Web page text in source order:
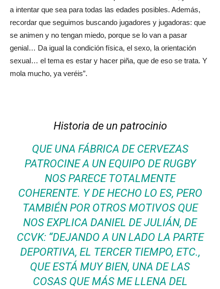
a intentar que sea para todas las edades posibles. Además,
recordar que seguimos buscando jugadores y jugadoras: que
se animen y no tengan miedo, porque se lo van a pasar
genial… Da igual la condición física, el sexo, la orientación
sexual… el tema es estar y hacer piña, que de eso se trata. Y
mola mucho, ya veréis”.
Historia de un patrocinio
QUE UNA FÁBRICA DE CERVEZAS
PATROCINE A UN EQUIPO DE RUGBY
NOS PARECE TOTALMENTE
COHERENTE. Y DE HECHO LO ES, PERO
TAMBIÉN POR OTROS MOTIVOS QUE
NOS EXPLICA DANIEL DE JULIÁN, DE
CCVK: “DEJANDO A UN LADO LA PARTE
DEPORTIVA, EL TERCER TIEMPO, ETC.,
QUE ESTÁ MUY BIEN, UNA DE LAS
COSAS QUE MÁS ME LLENA DEL